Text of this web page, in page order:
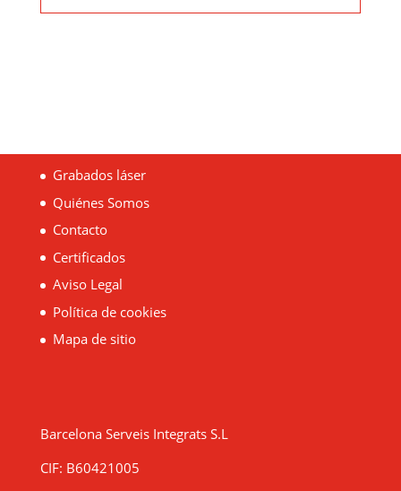
Grabados láser
Quiénes Somos
Contacto
Certificados
Aviso Legal
Política de cookies
Mapa de sitio
Barcelona Serveis Integrats S.L
CIF: B60421005